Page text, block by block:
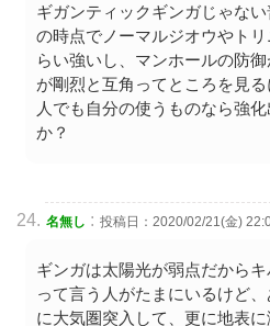
ギガンティックギンガじゃな
の時点でノーマルジオウやト
らい強いし、マンホールの防
が剛烈と互角ってところを見
人でも自分の使うものなら強
か？
名無し : 投稿日：2020/02/21(金)
ギンガは太陽光が弱点だから
って言う人がたまにいるけど
に大気圏突入して、更に地表